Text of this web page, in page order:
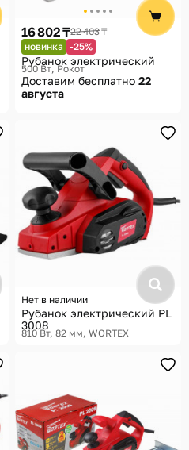
16 802 ₸22 403 ₸
новинка -25%
Рубанок электрический
500 Вт Рокот
Доставим бесплатно 22
августа
Нет в наличии
Рубанок электрический PL
3008
810 Вт, 82 мм WORTEX